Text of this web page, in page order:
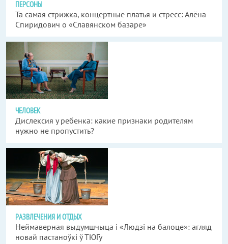
ПЕРСОНЫ
Та самая стрижка, концертные платья и стресс: Алёна
Спиридович о «Славянском базаре»
ЧЕЛОВЕК
Дислексия у ребенка: какие признаки родителям
нужно не пропустить?
РАЗВЛЕЧЕНИЯ И ОТДЫХ
Неймаверная выдумшчыца і «Людзі на балоце»: агляд
новай пастаноўкі ў ТЮГу